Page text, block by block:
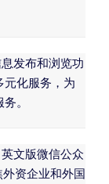
发布和浏览功
元化服务，为
。
文版微信公众
外资企业和外国